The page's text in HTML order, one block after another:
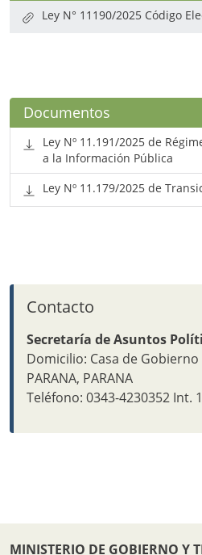
Ley N° 11190/2025 Código
Documentos
Ley Nº 11.191/2025 de
a la Información Pública
Ley Nº 11.179/2025 de
Contacto
Secretaría de Asuntos
Domicilio: Casa de Gobierno
PARANA, PARANA
Teléfono: 0343-4230352 Int.
MINISTERIO DE GOBIERNO Y